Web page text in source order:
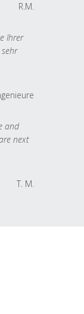
R.M.
Ihrer
and
next
T. M.